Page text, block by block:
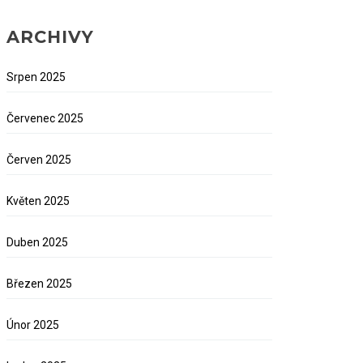
ARCHIVY
Srpen 2025
Červenec 2025
Červen 2025
Květen 2025
Duben 2025
Březen 2025
Únor 2025